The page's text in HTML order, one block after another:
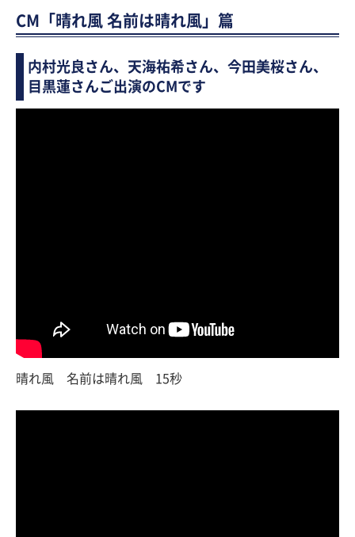
CM「晴れ風 名前は晴れ風」篇
内村光良さん、天海祐希さん、今田美桜さん、
目黒蓮さんご出演のCMです
晴れ風 名前は晴れ風 15秒